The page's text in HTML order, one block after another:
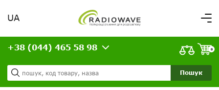
Вітаємо,
увійдіть в особистий кабінет
Доставка та оплата
Кредит
ВАШЕ ЗАМОВЛЕННЯ
UA
Пошук
+38 (044) 465 58 98 0